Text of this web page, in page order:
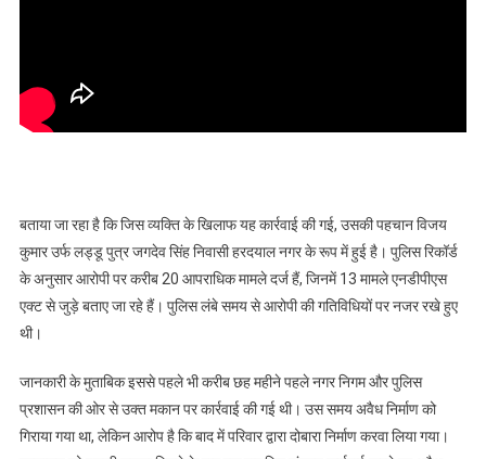
बताया जा रहा है कि जिस व्यक्ति के खिलाफ यह कार्रवाई की गई, उसकी पहचान विजय
कुमार उर्फ लड्डू पुत्र जगदेव सिंह निवासी हरदयाल नगर के रूप में हुई है। पुलिस रिकॉर्ड
के अनुसार आरोपी पर करीब 20 आपराधिक मामले दर्ज हैं, जिनमें 13 मामले एनडीपीएस
एक्ट से जुड़े बताए जा रहे हैं। पुलिस लंबे समय से आरोपी की गतिविधियों पर नजर रखे हुए
थी।
जानकारी के मुताबिक इससे पहले भी करीब छह महीने पहले नगर निगम और पुलिस
प्रशासन की ओर से उक्त मकान पर कार्रवाई की गई थी। उस समय अवैध निर्माण को
गिराया गया था, लेकिन आरोप है कि बाद में परिवार द्वारा दोबारा निर्माण करवा लिया गया।